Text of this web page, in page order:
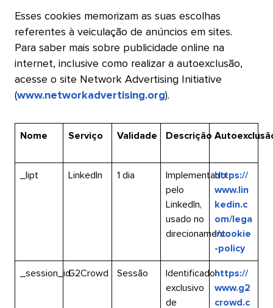
Esses cookies memorizam as suas escolhas
referentes à veiculação de anúncios em sites.
Para saber mais sobre publicidade online na
internet, inclusive como realizar a autoexclusão,
acesse o site Network Advertising Initiative
(www.networkadvertising.org).​​
Nome​​ Serviço​​ Validade​​ Descrição​​
_lipt​​ LinkedIn​​ 1 dia​​
Implementado
pelo
LinkedIn,
usado no
direcionamento​​
https://
www.lin
kedin.c
om/lega
l/cookie
-policy​​
_session_id​​ G2Crowd​​ Sessão​​
Identificador
exclusivo
de
https://
www.g2
crowd.c